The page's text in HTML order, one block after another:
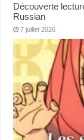
Découverte
Russian
7 juillet 2026